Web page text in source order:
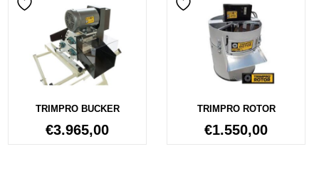
TRIMPRO BUCKER
€3.965,00
TRIMPRO ROTOR
€1.550,00